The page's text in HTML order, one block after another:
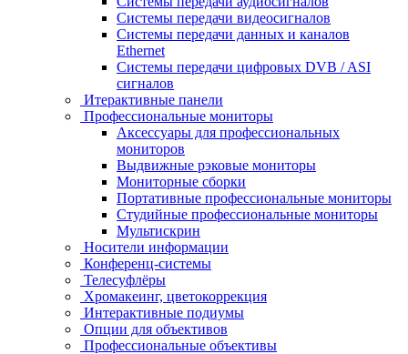
Системы передачи видеосигналов
Системы передачи данных и каналов
Ethernet
Системы передачи цифровых DVB / ASI
сигналов
Итерактивные панели
Профессиональные мониторы
Аксессуары для профессиональных
мониторов
Выдвижные рэковые мониторы
Мониторные сборки
Портативные профессиональные мониторы
Студийные профессиональные мониторы
Мультискрин
Носители информации
Конференц-системы
Телесуфлёры
Хромакеинг, цветокоррекция
Интерактивные подиумы
Опции для объективов
Профессиональные объективы